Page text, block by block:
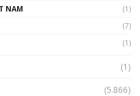
NAM
(1)
(7)
(1)
(1)
(5.866)